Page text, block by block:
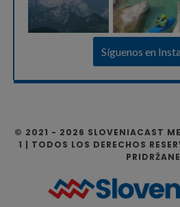
Síguenos en
© 2021 - 2026 SLOVENIACAST
1 | TODOS LOS DERECHOS
PRIDRŽANE